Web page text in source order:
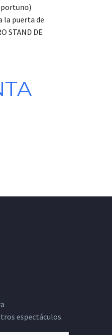
la puerta de
STAND DE
espectáculos.